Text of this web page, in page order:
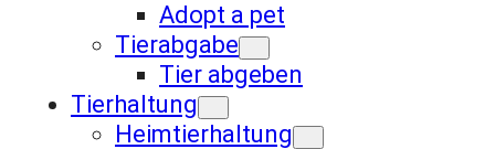
Adopt a pet
Tierabgabe
Tier abgeben
Tierhaltung
Heimtierhaltung